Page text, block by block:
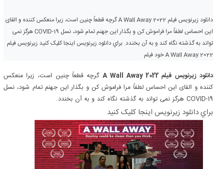
دانلود زیرنویس فیلم A Wall Away 2022 گرچه قطعاً چنین است، زیرا منعکس کننده و القای
این احساس لطفاً مرا فراموش کن و بگذار این جهنم تمام شود، نسل COVID-19 هرگز نمی
تواند به گذشته نگاه کند و به آن بخندد. براي دانلود زيرنويس اينجا کليک کنيد زیرنویس فیلم
A Wall Away 2022 خود فیلم
دانلود زیرنویس فیلم A Wall Away 2022
گرچه قطعاً چنین است، زیرا منعکس
کننده و القای این احساس لطفاً مرا فراموش کن و بگذار این جهنم تمام شود، نسل
COVID-19 هرگز نمی تواند به گذشته نگاه کند و به آن بخندد.
براي دانلود زيرنويس اينجا کليک کنيد